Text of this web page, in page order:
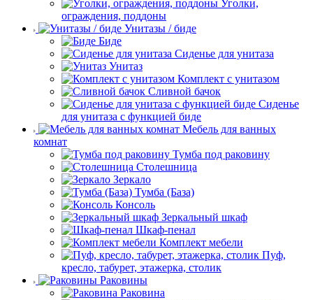
Уголки,
ограждения, поддоны
Унитазы / биде
Биде
Сиденье для унитаза
Унитаз
Комплект с унитазом
Сливной бачок
Сиденье
для унитаза с функцией биде
Мебель для ванных
комнат
Тумба под раковину
Столешница
Зеркало
Тумба (База)
Консоль
Зеркальный шкаф
Шкаф-пенал
Комплект мебели
Пуф,
кресло, табурет, этажерка, столик
Раковины
Раковина